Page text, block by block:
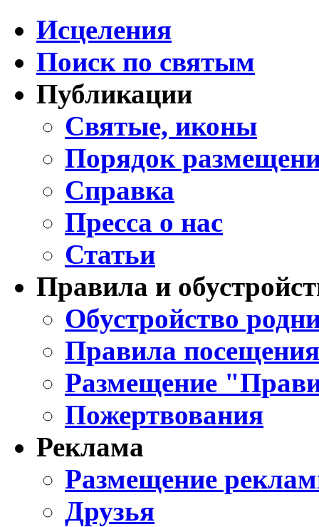
Исцеления
Поиск по святым
Публикации
Святые, иконы
Порядок
Справка
Пресса о нас
Статьи
Правила и
Обустройство
Правила
Размещение
Пожертвования
Реклама
Размещение
Друзья